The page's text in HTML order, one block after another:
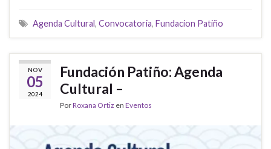
Agenda Cultural, Convocatoria, Fundacion Patiño
NOV
05
2024
Fundación Patiño: Agenda
Cultural –
PorRoxana Ortiz en Eventos